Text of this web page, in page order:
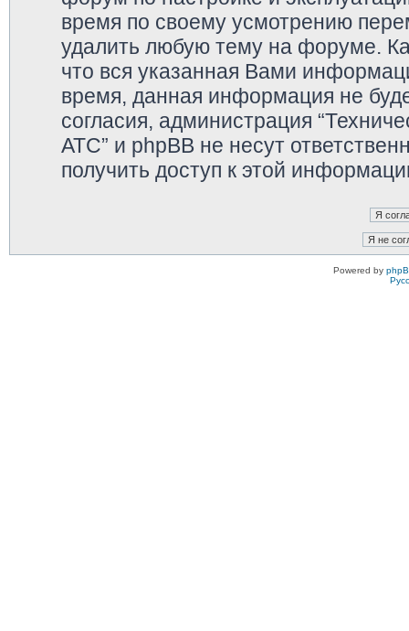
время по своему усмотрению
удалить любую тему на форуме.
что вся указанная Вами
время, данная информация не
согласия, администрация
АТС” и phpBB не несут
получить доступ к этой
Powered by